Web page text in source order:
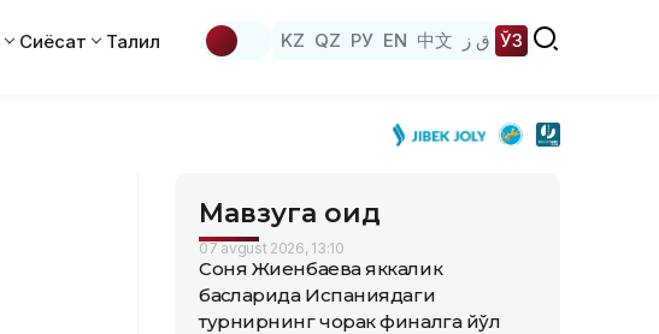
Сиёсат Таҳлил KZ QZ РУ EN 中文 ق ز ЎЗ
Мавзуга оид
07 avgust 2026, 13:10
Соня Жиенбаева яккалик
баҳсларида Испаниядаги
турнирнинг чорак финалга йўл